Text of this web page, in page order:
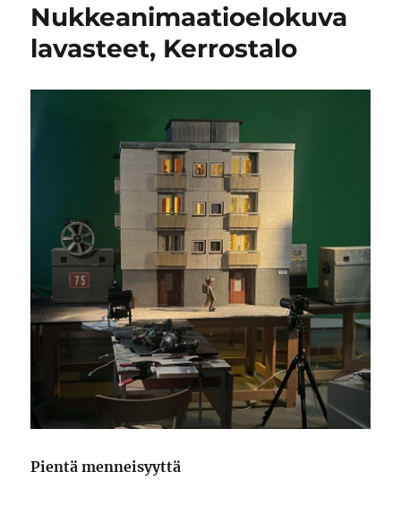
Nukkeanimaatioelokuva
lavasteet, Kerrostalo
Pientä menneisyyttä